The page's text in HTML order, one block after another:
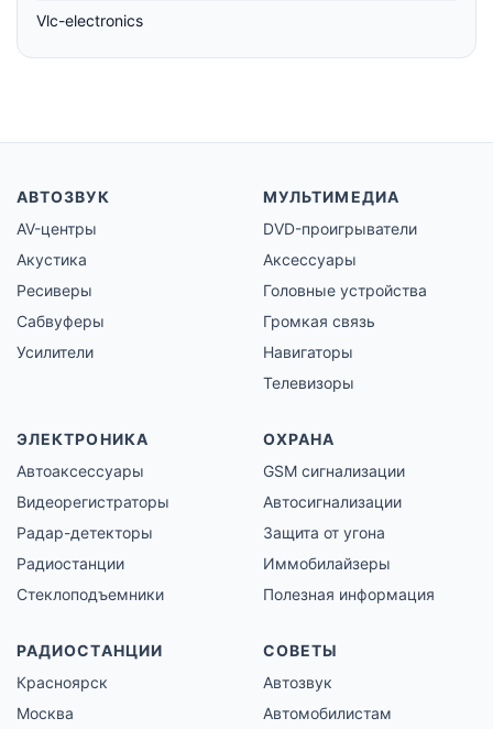
Vlc-electronics
АВТОЗВУК
AV-центры
Акустика
Ресиверы
Сабвуферы
Усилители
МУЛЬТИМЕДИА
DVD-проигрыватели
Аксессуары
Головные устройства
Громкая связь
Навигаторы
Телевизоры
ЭЛЕКТРОНИКА
Автоаксессуары
Видеорегистраторы
Радар-детекторы
Радиостанции
Стеклоподъемники
ОХРАНА
GSM сигнализации
Автосигнализации
Защита от угона
Иммобилайзеры
Полезная информация
РАДИОСТАНЦИИ
Красноярск
Москва
СОВЕТЫ
Автозвук
Автомобилистам